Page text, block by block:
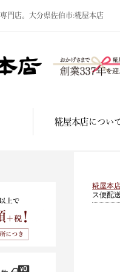
門店。大分県佐伯市:糀屋本店
糀屋本店につい
糀屋本
ス便配